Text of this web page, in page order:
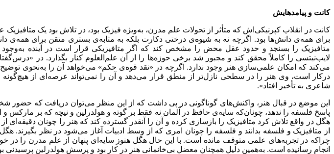
کانت و پیامدهایش
کانت در انقلاب کپرنیکی‌‌اش که متأثر از تحولات علم مدرن، به‌‌ویژه فیزیک بود، در تلاش بود یک
برای همه‌‌ی دانش‌‌ها بود. اگرچه نه به شیوه‌‌ی درختی دکارت بلکه به ‌‌مثابه‌‌ی بستری متقن برای همه‌‌ی
متافیزیک را بسنجد و حدود عقل محض را مشخص کند که اگر متافیزیکی قرار است در آینده
لایب‌‌نیتسی را کاملاً محقق کند و مجبور شد برخی حوزه‌‌ها را از آن علم‌‌العلوم کنار بگذارد. در
می‌‌کند که امکان علمی‌‌سازی هنر وجود ندارد. اگرچه در «نقد قوه‌‌ی حکم» می‌‌خواهد آن را به‌‌نحوی
درکار است، وی هنر را در سطحی نازل‌‌تر از منطق قرار می‌‌دهد و آن را نمی‌‌تواند عرصه‌‌ای از
شاعری به تأخیر افتاد».
این موضع در قبال هنر، واکنش‌‌های گوناگونی در پی داشت که از این منظر می‌‌توان دریافت که حضور
هگل در واقع تلاش کرد متافیزیک را بازسازی کرده و آن را آنقدر گسترده کند که هنر را چونان دقیقه‌‌ای
از متافیزیک و فلسفه بدانند و فلسفه را چونان امری که از وسط ادبیات آغاز می‌‌شود در نظر
چراکه در تجربه‌‌های علمی متوقف مانده است. با این حال هگل هنوز سایه‌‌ای پنهان از علم مدرن را در
انجام رسانیده است. به‌همین دلیل همچنان معضل بی‌‌خانمانی هنر در کار بود و پرسش هولدرلین